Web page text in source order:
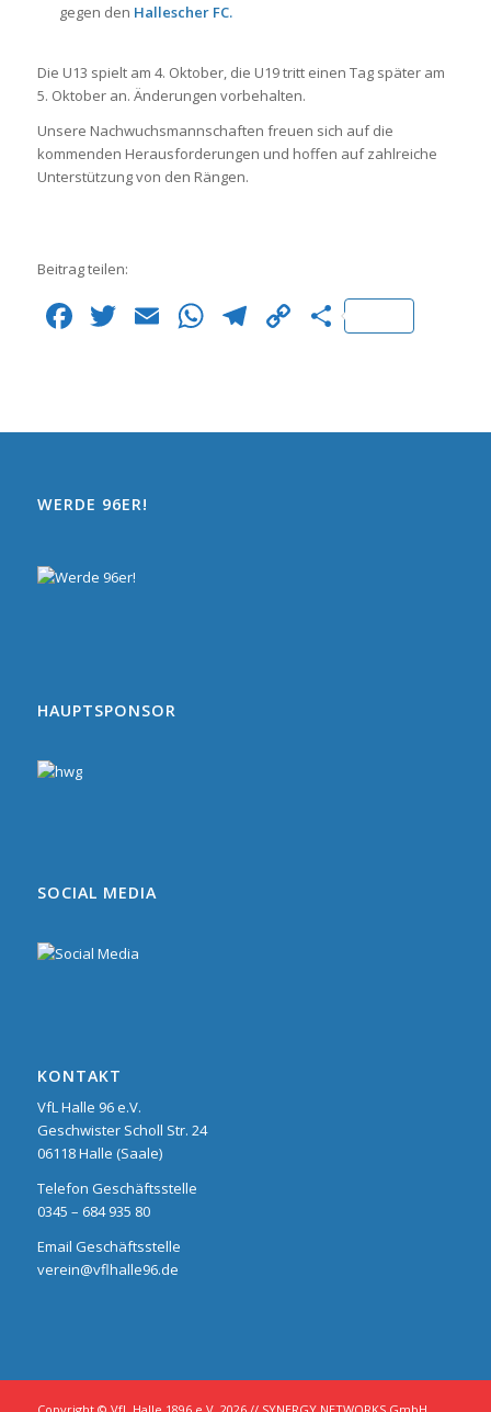
gegen den Hallescher FC.
Die U13 spielt am 4. Oktober, die U19 tritt einen Tag später am
5. Oktober an. Änderungen vorbehalten.
Unsere Nachwuchsmannschaften freuen sich auf die
kommenden Herausforderungen und hoffen auf zahlreiche
Unterstützung von den Rängen.
Beitrag teilen:
Facebook
Twitter
EmailWhatsApp
Telegram
Copy
Teilen
WERDE 96ER!
HAUPTSPONSOR
SOCIAL MEDIA
KONTAKT
VfL Halle 96 e.V.
Geschwister Scholl Str. 24
06118 Halle (Saale)
Telefon Geschäftsstelle
0345 – 684 935 80
Email Geschäftsstelle
verein@vflhalle96.de